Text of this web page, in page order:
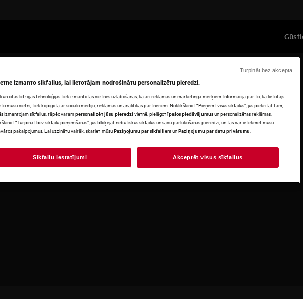
izmanto sīkfailus, lai lietotājam nodrošinātu personalizētu pieredzi.
un citas līdzīgas tehnoloģijas tiek izmantotas vietnes uzlabošanas, kā arī reklāmas un mārketinga mērķiem. Informācija par to, kā lietotājs
mūsu vietni, tiek kopīgota ar sociālo mediju, reklāmas un analītikas partneriem. Noklikšķinot “Pieņemt visus sīkfailus”, jūs piekrītat tam,
izmantojam sīkfailus, tāpēc varampersonalizēt jūsu pieredzi vietnē, pielāgotīpašos piedāvājumusun personalizētas reklāmas.
“Turpināt bez sīkfailu pieņemšanas”, jūs bloķējat nebūtiskus sīkfailus un savu pārlūkošanas pieredzi, un tas var ietekmēt mūsu
pakalpojumus. Lai uzzinātu vairāk, skatiet mūsuPaziņojumu par sīkfailiemunPaziņojumu par datu privātumu
Sīkfailu iestatījumi Akceptēt visus sīkfailus
Turpināt bez akcepta